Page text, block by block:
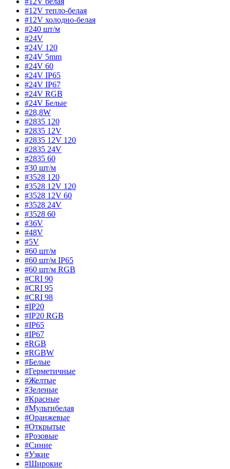
#12V тепло-белая
#12V холодно-белая
#240 шт/м
#24V
#24V 120
#24V 5mm
#24V 60
#24V IP65
#24V IP67
#24V RGB
#24V Белые
#28,8W
#2835 120
#2835 12V
#2835 12V 120
#2835 24V
#2835 60
#30 шт/м
#3528 120
#3528 12V 120
#3528 12V 60
#3528 24V
#3528 60
#36V
#48V
#5V
#60 шт/м
#60 шт/м IP65
#60 шт/м RGB
#CRI 90
#CRI 95
#CRI 98
#IP20
#IP20 RGB
#IP65
#IP67
#RGB
#RGBW
#Белые
#Герметичные
#Желтые
#Зеленые
#Красные
#Мультибелая
#Оранжевые
#Открытые
#Розовые
#Синие
#Узкие
#Широкие